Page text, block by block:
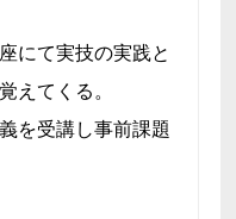
にて実技の実践と
えてくる。
を受講し事前課題